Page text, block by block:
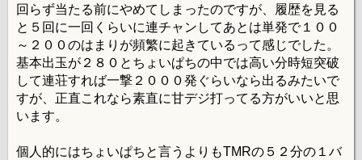
回らず当たる前にやめてしまったのですが、履歴を見る
と５回に一回くらいに連チャンしてあとは単発で１００
～２００のはまりが頻繁に起きているって感じでした。
基本出玉が２８０とちょいぱちの中では高い分時短突破
して連荘すれば一撃２０００発ぐらいなら出るみたいで
すが、正直これなら素直に甘デジ打ってる方がいいと思
います。
個人的にはちょいぱちと言うよりもTMRの５２分の１バ